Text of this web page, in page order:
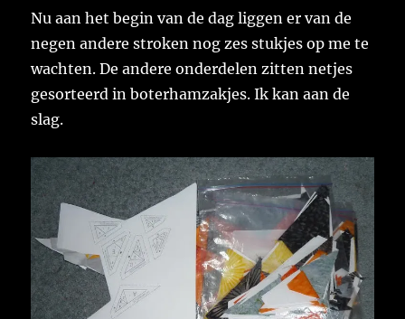
Nu aan het begin van de dag liggen er van de
negen andere stroken nog zes stukjes op me te
wachten. De andere onderdelen zitten netjes
gesorteerd in boterhamzakjes. Ik kan aan de
slag.